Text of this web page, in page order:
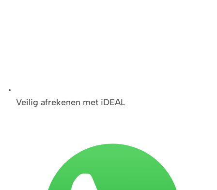
Veilig afrekenen met iDEAL